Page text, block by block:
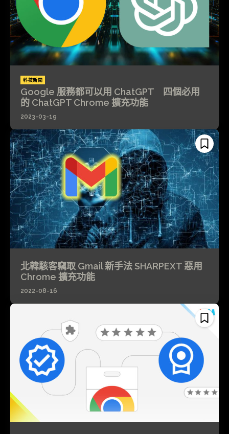
科技新聞
Google 服務都可以用 ChatGPT 四個必用
的 ChatGPT Chrome 擴充功能
2023-03-19
北韓駭客竊取 Gmail 新手法 SHARPEXT 惡用
Chrome 擴充功能
2022-08-16